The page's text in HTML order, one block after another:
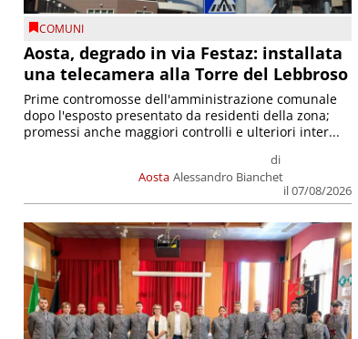
COMUNI
Aosta, degrado in via Festaz: installata
una telecamera alla Torre del Lebbroso
Aosta
di
Alessandro Bianchet
il 07/08/2026
Prime contromosse dell'amministrazione comunale
dopo l'esposto presentato da residenti della zona;
promessi anche maggiori controlli e ulteriori inter...